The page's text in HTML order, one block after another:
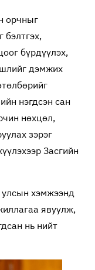
орчныг
бэлтгэх,
бүрдүүлэх,
дэмжих
нэгдсэн сан
нөхцөл,
зэрэг
Засгийн
хэмжээнд
явуулж,
нь нийт